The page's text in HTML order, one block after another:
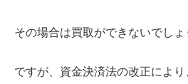
その場合は買取ができないでしょ
ですが、資金決済法の改正によ